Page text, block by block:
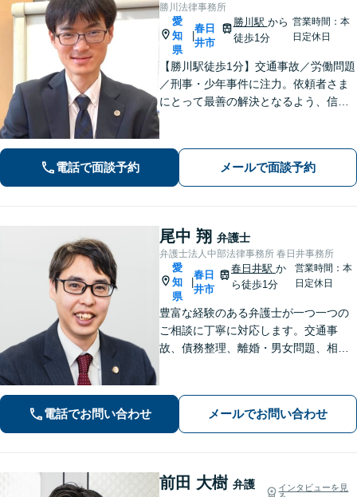
勝川法律事務所
愛
知
県
春日
井市
勝川駅 から
徒歩1分
営業時間：本
日定休日
【勝川駅徒歩1分】交通事故／労働問題
／刑事・少年事件に注力。依頼者さま
にとって最善の解決となるよう、信頼
談ください。
電話で面談予約 メールで面談予約
尾中 翔 弁護士
弁護士法人中部法律事務所 春日井事務所
愛
知
県
春日
井市
春日井駅か
ら徒歩1分
営業時間：本
日定休日
豊富な経験のある弁護士が一つ一つの
ご相談に丁寧に対応します。交通事
故、債務整理、離婚・男女問題、相続
ビスを提供します。【相談無料】【電
話・オンライン相談可】【春日井駅
前・名古屋駅前】
電話でお問い合わせ メールでお問い合わせ
前田 大樹 弁護
インタビューを見